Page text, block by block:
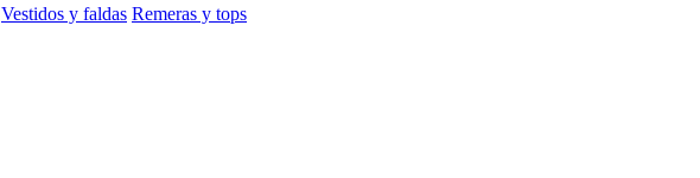
Vestidos y faldas Remeras y tops